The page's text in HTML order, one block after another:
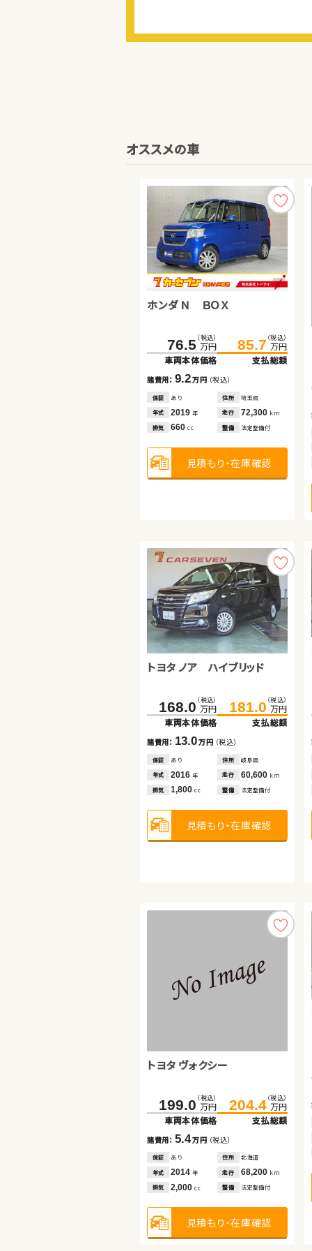
オススメの車
ホンダ Ｎ ＢＯＸ
76.5 （税込）
万円
車両本体価格
85.7 （税込）
万円
支払総額
諸費用： 9.2万円 （税込）
保証 あり 住所
埼玉県
年式
2019年 走行 72,300 km
排気
660cc 整備 法定整備付
見積もり・在庫確認
トヨタ ノア ハイブリッド
168.0 （税込）
万円
車両本体価格
181.0 （税込）
万円
支払総額
諸費用： 13.0万円 （税込）
保証 あり 住所
岐阜県
年式
2016年 走行 60,600 km
排気
1,800cc 整備 法定整備付
見積もり・在庫確認
トヨタ ヴォクシー
199.0 （税込）
万円
車両本体価格
204.4（税込）
万円
支払総額
諸費用： 5.4万円 （税込）
保証 あり 住所
北海道
年式
2014年 走行 68,200 km
排気
2,000cc 整備 法定整備付
見積もり・在庫確認
トヨタ プリウス
110.0 （税込）
万円
車両本体価格
121.8 （税込）
万円
支払総額
諸費用： 11.8万円（税込）
保証 あり 住所
埼玉県
年式
2016年 走行 82,100 km
排気
1,800 整備 法定整備付
見積もり・在庫確認
スバル フォレスター
300.0（税込）
万円
315.5
諸費用：15.5 万円（税込）
あり
埼玉県
年式
2023年 走行
見積もり・在庫確認
スズキ ジムニー
車両本体価格
支払総額
諸費用：9.0万円 （税込）
年式
2011年 走行 74,400km
660cc 法定整備付
見積もり・在庫確認
ホンダ フリード ハイブリッド
313.8 （税込）
万円
車両本体価格
324.9 （税込）
万円
支払総額
諸費用： 11.1万円（税込）
保証 あり 住所
福島県
年式
2026年 走行 100km
排気
1,500 整備 なし
見積もり・在庫確認
スズキ アルト ＨＢ
49.0 （税込）
万円
車両本体価格
55.9 （税込）
万円
支払総額
諸費用： 6.9 万円（税込）
保証 あり 住所
京都府
年式
2016年 走行 15,000 km
排気
660cc 整備 法定整備付
見積もり・在庫確認
スズキ ワゴンＲ スティングレ
車両本体価格
支払総額
諸費用：9.8万円 （税込）
年式
2018年 走行 35,000km
660cc 法定整備付
見積もり・在庫確認